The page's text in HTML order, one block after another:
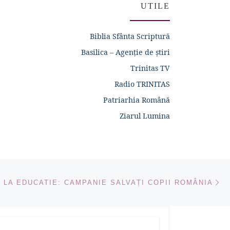
UTILE
Biblia Sfânta Scriptură
Basilica – Agenție de știri
Trinitas TV
Radio TRINITAS
Patriarhia Română
Ziarul Lumina
LA EDUCATIE: CAMPANIE SALVAȚI COPII ROMÂNIA